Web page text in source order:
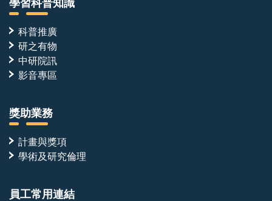
學習科普知識
科普推廣
研之有物
中研院訊
影音專區
獎助業務
計畫與獎項
學術及研究倫理
員工常用連結